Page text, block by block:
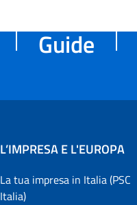
Guide
L’IMPRESA E L'EUROPA
La tua impresa in Italia (PSC
Italia)